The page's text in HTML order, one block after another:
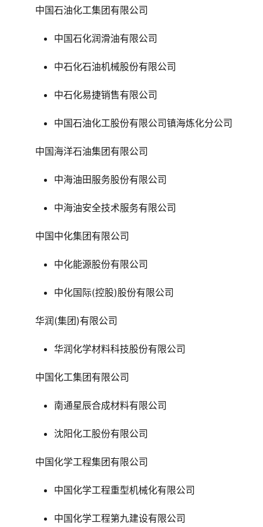
中国石油化工集团有限公司
中国石化润滑油有限公司
中石化石油机械股份有限公司
中石化易捷销售有限公司
中国石油化工股份有限公司镇海炼化分公司
中国海洋石油集团有限公司
中海油田服务股份有限公司
中海油安全技术服务有限公司
中国中化集团有限公司
中化能源股份有限公司
中化国际(控股)股份有限公司
华润(集团)有限公司
华润化学材料科技股份有限公司
中国化工集团有限公司
南通星辰合成材料有限公司
沈阳化工股份有限公司
中国化学工程集团有限公司
中国化学工程重型机械化有限公司
中国化学工程第九建设有限公司